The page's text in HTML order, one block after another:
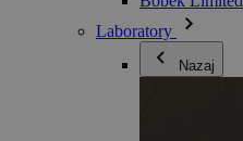
Laboratory
Nazaj